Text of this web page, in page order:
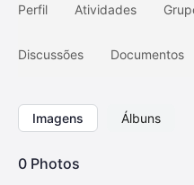
Perfil Atividades
Discussões Documentos
Imagens Álbuns
0 Photos